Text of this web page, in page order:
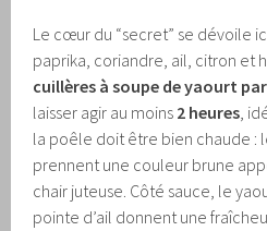
Le cœur du “secret” se dévoile
paprika, coriandre, ail, citron et
cuillères à soupe de yaourt
laisser agir au moins 2 heures,
la poêle doit être bien chaude :
prennent une couleur brune
chair juteuse. Côté sauce, le
pointe d’ail donnent une